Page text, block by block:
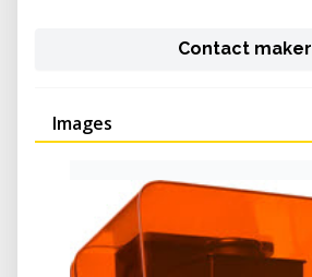
Contact maker
Images